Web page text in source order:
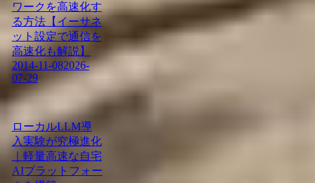
ワークを高速化す
る方法【イーサネ
ット設定で通信を
高速化も解説】
2014-11-082026-
07-29
ローカルLLM導
入実験が究極進化
｜軽量高速な自宅
AIプラットフォー